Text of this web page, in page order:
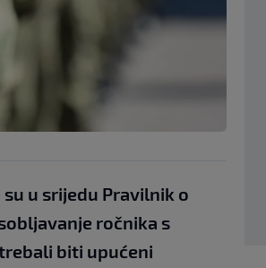
u srijedu Pravilnik o
ročnika s
biti upućeni